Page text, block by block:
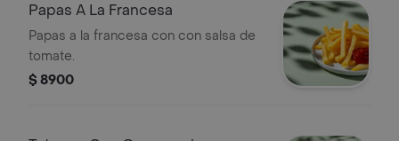
Papas A La Francesa
Papas a la francesa con con salsa de
tomate.
$ 8900